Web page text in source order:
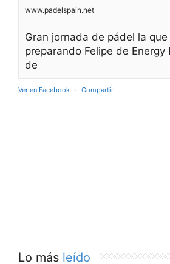
www.padelspain.net
Gran jornada de pádel la que
preparando Felipe de Energy
de
Ver en Facebook · Compartir
Lo más leído